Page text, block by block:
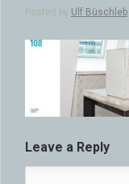
Posted by Ulf Büschleb
Leave a Reply